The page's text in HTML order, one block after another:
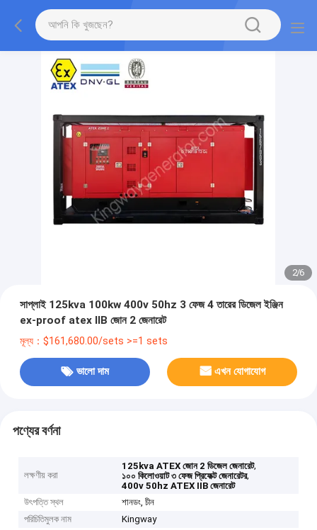
2/6
সাপ্লাই 125kva 100kw 400v 50hz 3 ফেজ 4 তারের ডিজেল ইঞ্জিন
ex-proof atex IIB জোন 2 জেনারেট
মূল্য：$161,680.00/sets >=1 sets
ভালো দাম এখন যোগাযোগ
পণ্যের বর্ণনা
লক্ষণীয় করা
125kva ATEX জোন 2 ডিজেল জেনারেট,
১০০ কিলোওয়াট ৩ ফেজ প্রিফেক্ট জেনারেটর,
400v 50hz ATEX IIB জেনারেট
উৎপত্তি স্থল
শানডং, চীন
পরিচিতিমুলক নাম
Kingway